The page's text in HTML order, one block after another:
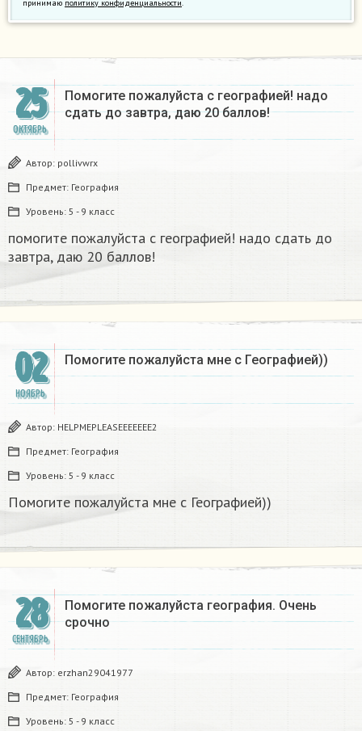
принимаю политику конфиденциальности.
25
ОКТЯБРЬ
Помогите пожалуйста с географией! надо
сдать до завтра, даю 20 баллов!
Автор: pollivwrx
Предмет: География
Уровень: 5 - 9 класс
помогите пожалуйста с географией! надо сдать до
завтра, даю 20 баллов!
02
НОЯБРЬ
Помогите пожалуйста мне с Географией)) ​
Автор: HELPMEPLEASEEEEEEE2
Предмет: География
Уровень: 5 - 9 класс
Помогите пожалуйста мне с Географией)) ​
28
СЕНТЯБРЬ
Помогите пожалуйста география. Очень
срочно ​
Автор: erzhan29041977
Предмет: География
Уровень: 5 - 9 класс